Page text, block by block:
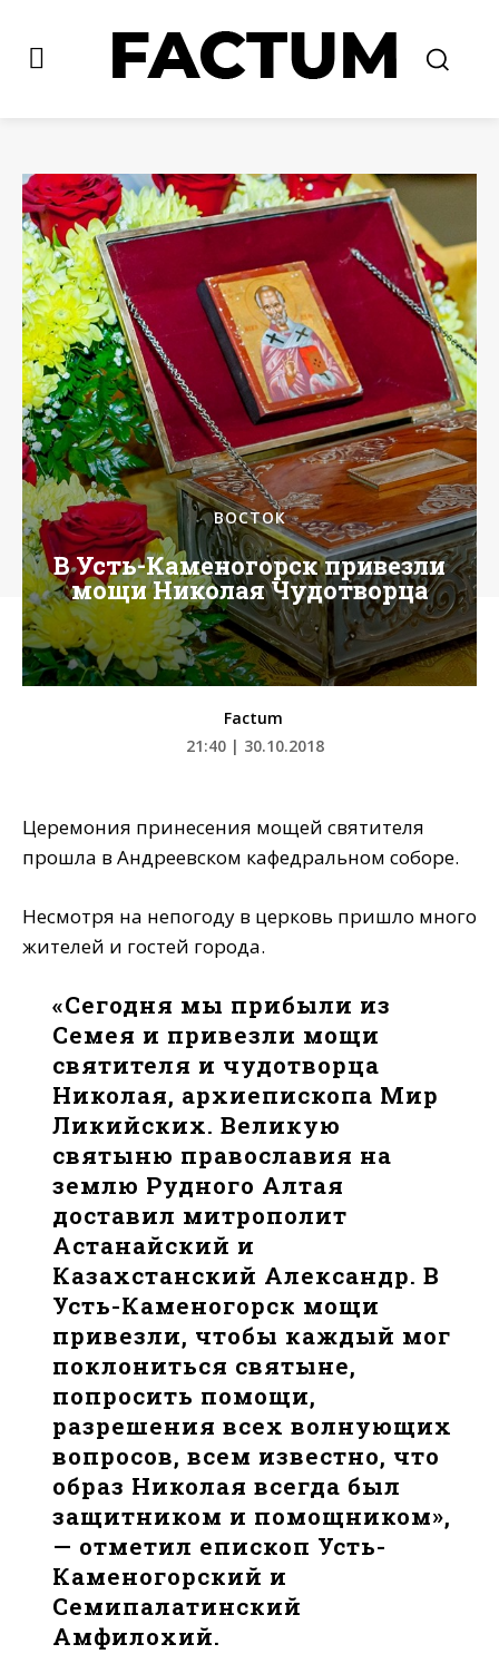
ВОСТОК
В Усть-Каменогорск привезли
мощи Николая Чудотворца
Factum
21:40 | 30.10.2018
Церемония принесения мощей святителя
прошла в Андреевском кафедральном соборе.
Несмотря на непогоду в церковь пришло много
жителей и гостей города.
«Сегодня мы прибыли из
Семея и привезли мощи
святителя и чудотворца
Николая, архиепископа Мир
Ликийских. Великую
святыню православия на
землю Рудного Алтая
доставил митрополит
Астанайский и
Казахстанский Александр. В
Усть-Каменогорск мощи
привезли, чтобы каждый мог
поклониться святыне,
попросить помощи,
разрешения всех волнующих
вопросов, всем известно, что
образ Николая всегда был
защитником и помощником»,
— отметил епископ Усть-
Каменогорский и
Семипалатинский
Амфилохий.